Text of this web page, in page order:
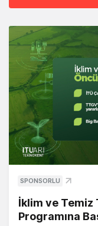
SPONSORLU
İklim ve Temiz
Programına